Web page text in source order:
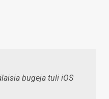
bugeja tuli iOS